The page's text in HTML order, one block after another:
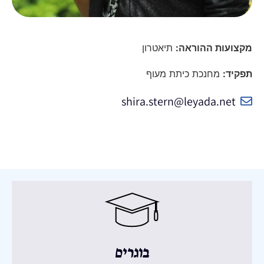
מקצועות ההוראה: תיאטרון
תפקיד: מחנכת כיתת מעוף
shira.stern@leyada.net
בוגרים